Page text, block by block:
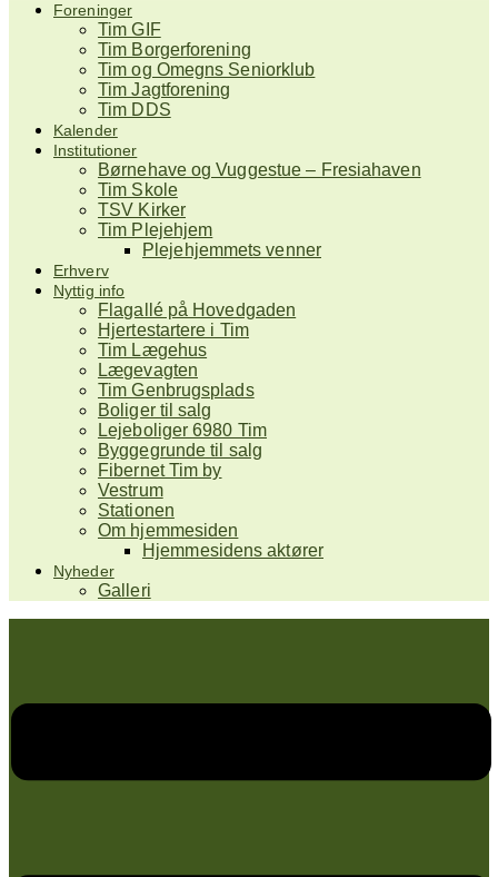
Foreninger
Tim GIF
Tim Borgerforening
Tim og Omegns Seniorklub
Tim Jagtforening
Tim DDS
Kalender
Institutioner
Børnehave og Vuggestue – Fresiahaven
Tim Skole
TSV Kirker
Tim Plejehjem
Plejehjemmets venner
Erhverv
Nyttig info
Flagallé på Hovedgaden
Hjertestartere i Tim
Tim Lægehus
Lægevagten
Tim Genbrugsplads
Boliger til salg
Lejeboliger 6980 Tim
Byggegrunde til salg
Fibernet Tim by
Vestrum
Stationen
Om hjemmesiden
Hjemmesidens aktører
Nyheder
Galleri